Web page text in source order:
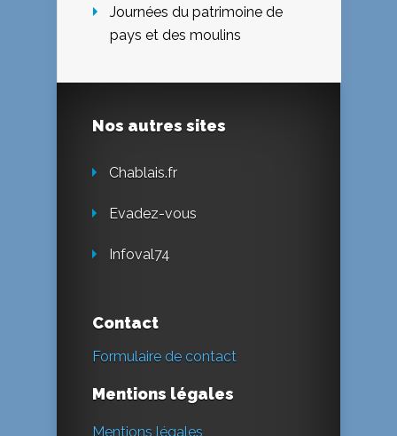
Journées du patrimoine de
pays et des moulins
Nos autres sites
Chablais.fr
Evadez-vous
Infoval74
Contact
Formulaire de contact
Mentions légales
Mentions légales